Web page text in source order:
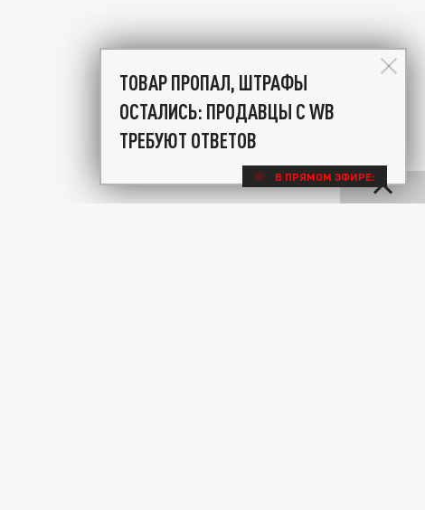
ТОВАР ПРОПАЛ, ШТРАФЫ
ОСТАЛИСЬ: ПРОДАВЦЫ С WB
ТРЕБУЮТ ОТВЕТОВ
В ПРЯМОМ ЭФИРЕ: